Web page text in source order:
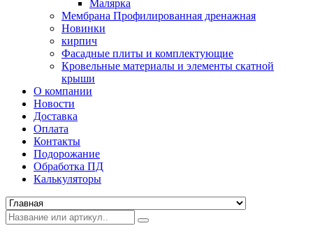
Малярка
Мембрана Профилированная дренажная
Новинки
кирпич
Фасадные плиты и комплектующие
Кровельные материалы и элементы скатной
крыши
О компании
Новости
Доставка
Оплата
Контакты
Подорожание
Обработка ПД
Калькуляторы